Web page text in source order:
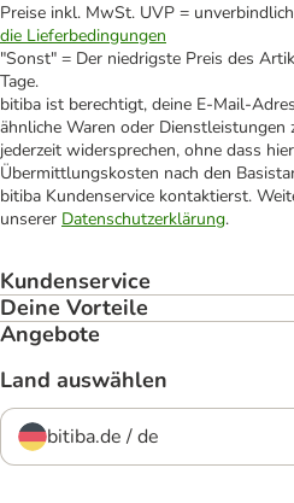
Preise inkl. MwSt. UVP =
die Lieferbedingungen
"Sonst" = Der niedrigste Preis des
Tage.
bitiba ist berechtigt, deine E-Mail-
ähnliche Waren oder Dienstleistungen
jederzeit widersprechen, ohne dass
Übermittlungskosten nach den
bitiba Kundenservice kontaktierst.
unserer Datenschutzerklärung.
Kundenservice
Deine Vorteile
Angebote
Land auswählen
bitiba.de / de